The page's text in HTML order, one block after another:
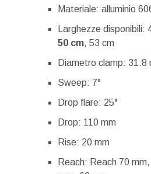
Materiale: alluminio
Larghezze disponibili:
50 cm, 53 cm
Diametro clamp: 31.8
Sweep: 7°
Drop flare: 25°
Drop: 110 mm
Rise: 20 mm
Reach: Reach 70